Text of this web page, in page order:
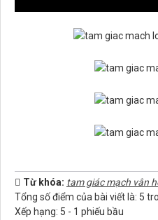
Từ khóa: tam giác mạch vân
Tổng số điểm của bài viết là: 5
Xếp hạng: 5 - 1 phiếu bầu